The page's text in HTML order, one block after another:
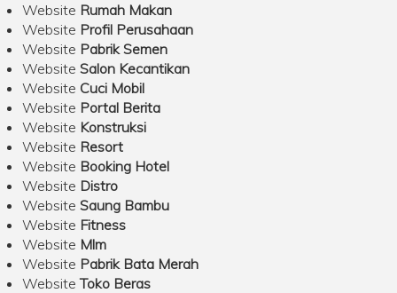
Website Rumah Makan
Website Profil Perusahaan
Website Pabrik Semen
Website Salon Kecantikan
Website Cuci Mobil
Website Portal Berita
Website Konstruksi
Website Resort
Website Booking Hotel
Website Distro
Website Saung Bambu
Website Fitness
Website Mlm
Website Pabrik Bata Merah
WebsiteToko Beras